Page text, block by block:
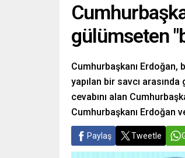
gülümseten
Cumhurbaşkanı Erdoğan,
yapılan bir savcı
cevabını alan
Cumhurbaşkanı Erdoğan
Paylaş Tweetle